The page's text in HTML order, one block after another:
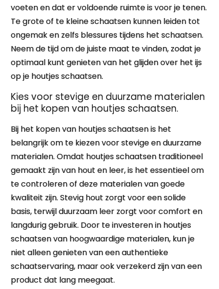
voeten en dat er voldoende ruimte is voor je tenen.
Te grote of te kleine schaatsen kunnen leiden tot
ongemak en zelfs blessures tijdens het schaatsen.
Neem de tijd om de juiste maat te vinden, zodat je
optimaal kunt genieten van het glijden over het ijs
op je houtjes schaatsen.
Kies voor stevige en duurzame materialen
bij het kopen van houtjes schaatsen.
Bij het kopen van houtjes schaatsen is het
belangrijk om te kiezen voor stevige en duurzame
materialen. Omdat houtjes schaatsen traditioneel
gemaakt zijn van hout en leer, is het essentieel om
te controleren of deze materialen van goede
kwaliteit zijn. Stevig hout zorgt voor een solide
basis, terwijl duurzaam leer zorgt voor comfort en
langdurig gebruik. Door te investeren in houtjes
schaatsen van hoogwaardige materialen, kun je
niet alleen genieten van een authentieke
schaatservaring, maar ook verzekerd zijn van een
product dat lang meegaat.